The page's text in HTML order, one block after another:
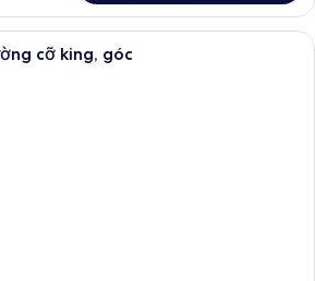
Bộ đồ giường kháng dị ứng, két bảo
cỡ king, góc